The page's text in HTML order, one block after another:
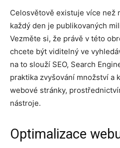
Celosvětově existuje více než
každý den je publikovaných
Vezměte si, že právě v této
chcete být viditelný ve
na to slouží SEO, Search
praktika zvyšování množství a
webové stránky,
nástroje.
Optimalizace